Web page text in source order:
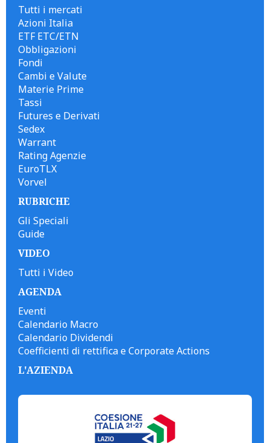
Tutti i mercati
Azioni Italia
ETF ETC/ETN
Obbligazioni
Fondi
Cambi e Valute
Materie Prime
Tassi
Futures e Derivati
Sedex
Warrant
Rating Agenzie
EuroTLX
Vorvel
RUBRICHE
Gli Speciali
Guide
VIDEO
Tutti i Video
AGENDA
Eventi
Calendario Macro
Calendario Dividendi
Coefficienti di rettifica e Corporate Actions
L'AZIENDA